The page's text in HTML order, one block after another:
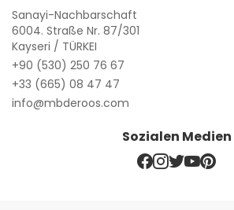
Sanayi-Nachbarschaft
6004. Straße Nr. 87/301
Kayseri / TÜRKEI
+90 (530) 250 76 67
+33 (665) 08 47 47
info@mbderoos.com
Sozialen Medien